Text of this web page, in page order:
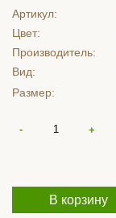
Артикул:
Цвет:
Производитель:
Вид:
Размер:
В корзину